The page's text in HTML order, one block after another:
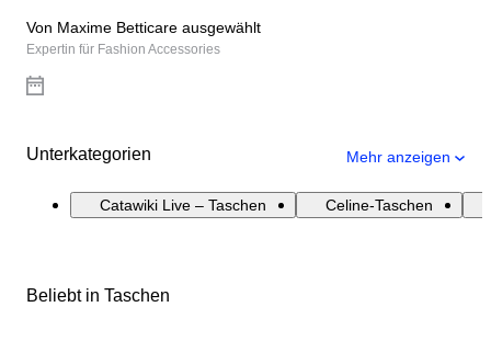
Von Maxime Betticare ausgewählt
Expertin für Fashion Accessories
Unterkategorien Mehr anzeigen
Catawiki Live – Taschen Celine-Taschen
Beliebt in Taschen